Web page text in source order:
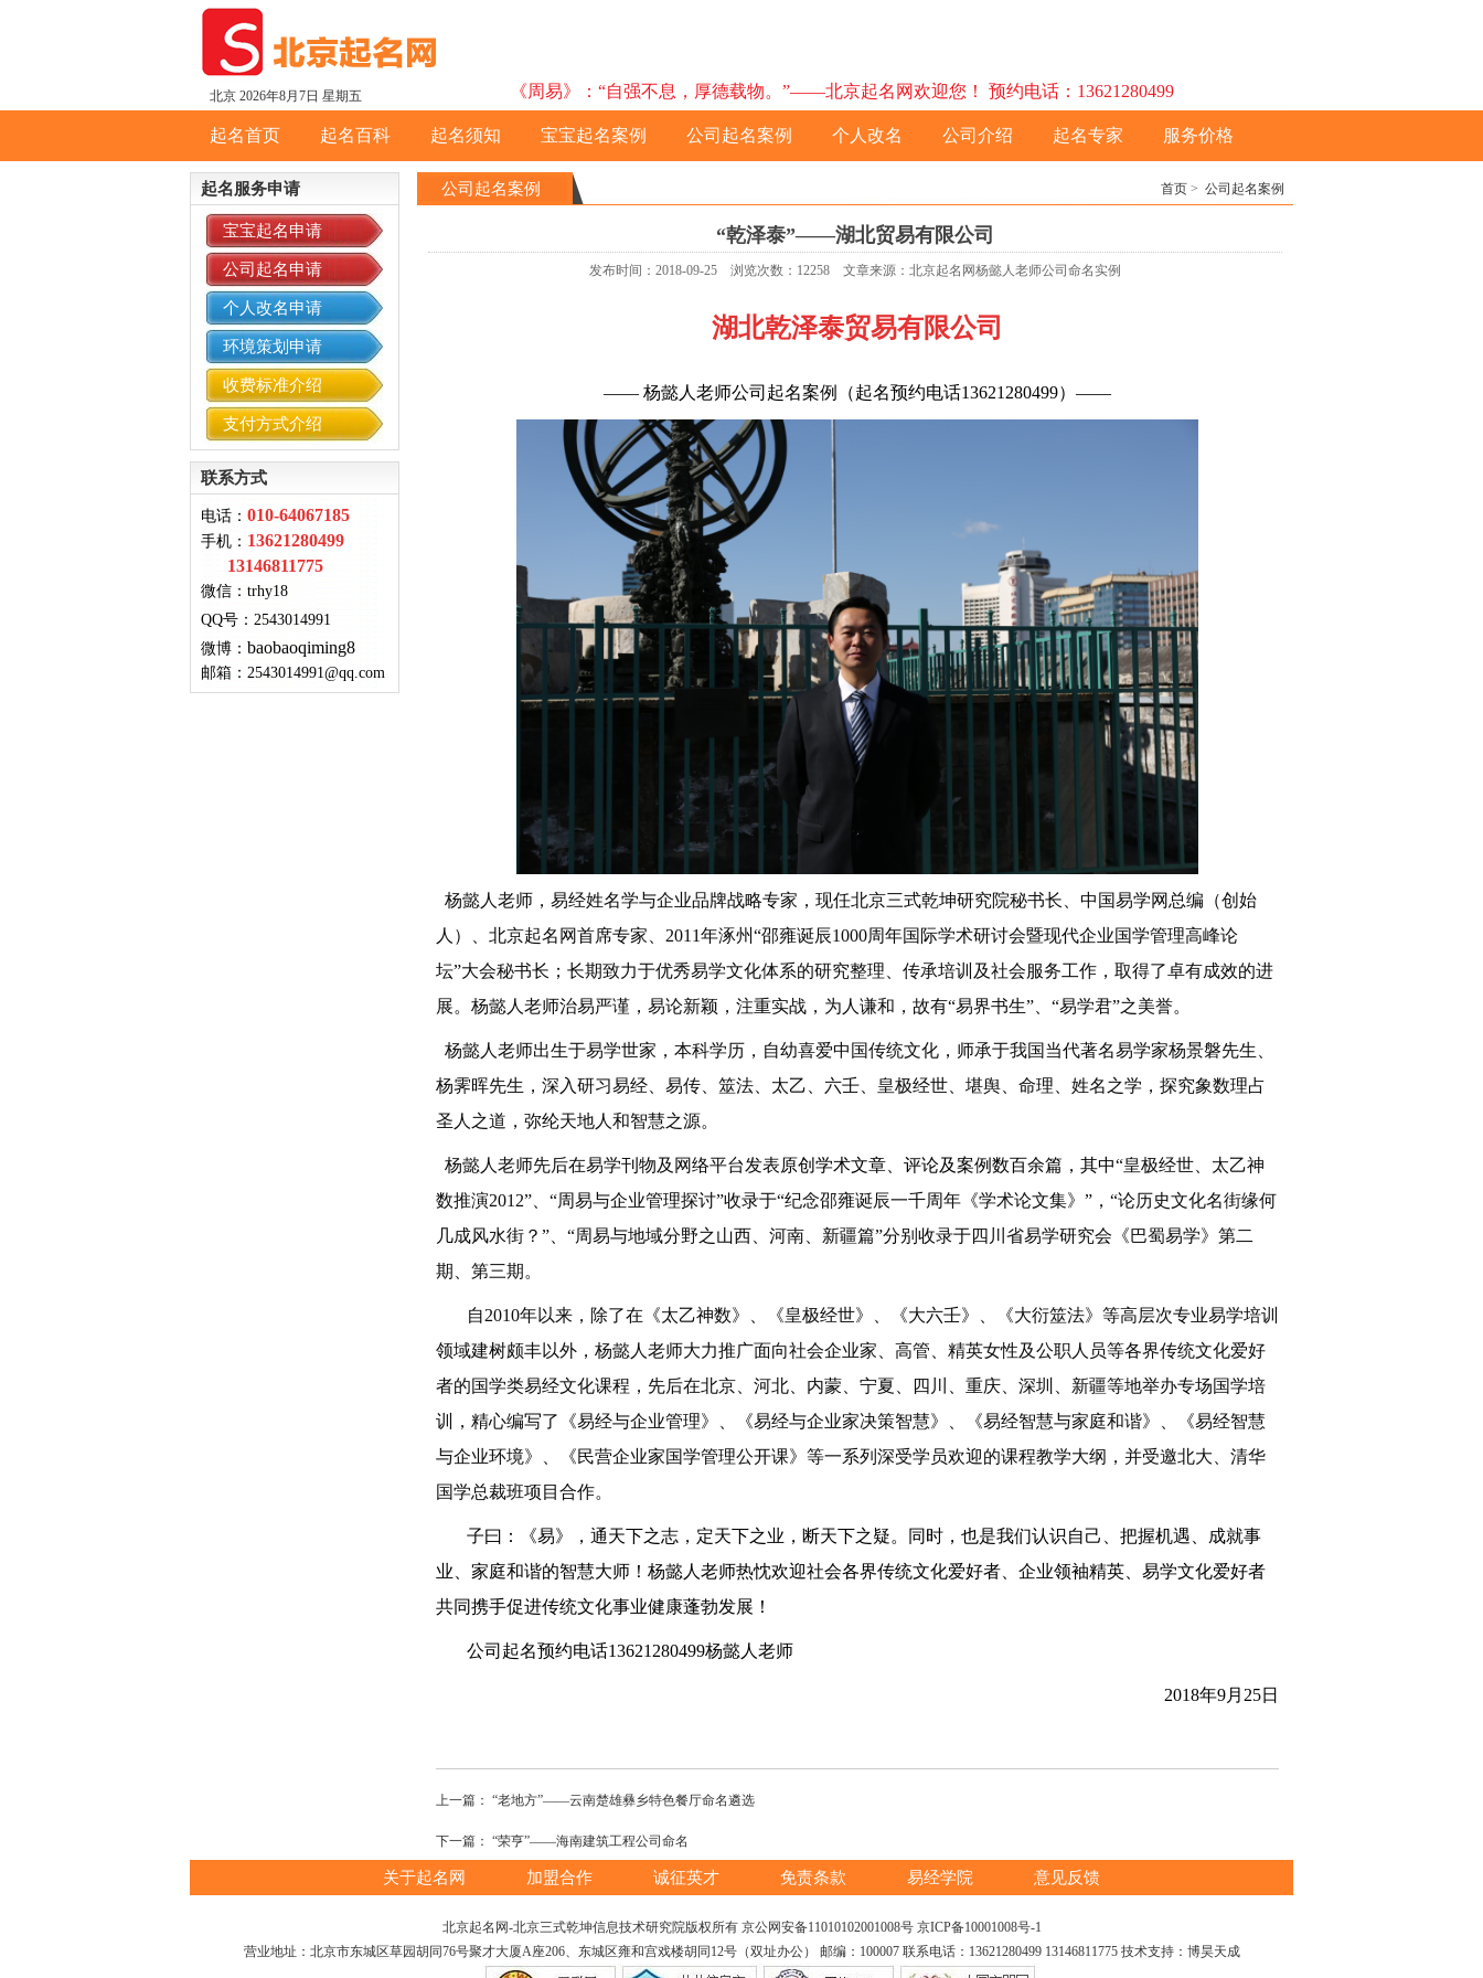
北京 2026年8月7日 星期五 《周易》：“自强不息，厚德载物。”——北京起名网欢迎您！ 预约电话：13621280499
起名首页 起名百科 起名须知 宝宝起名案例 公司起名案例 个人改名 公司介绍 起名专家 服务价格
起名服务申请
宝宝起名申请
公司起名申请
个人改名申请
环境策划申请
收费标准介绍
支付方式介绍
联系方式
电话： 010-64067185
手机： 13621280499
13146811775
微信： trhy18
QQ号 ： 2543014991
微博： baobaoqiming8
邮箱： 2543014991@qq.com
公司起名案例 首页 > 公司起名案例
“乾泽泰”——湖北贸易有限公司
发布时间：2018-09-25 浏览次数：12258 文章来源：北京起名网杨懿人老师公司命名实例
湖北乾泽泰贸易有限公司
—— 杨懿人老师公司 起名案例 （起名预约电话13621280499）——
杨懿人老师，易经姓名学与企业品牌战略专家，现任北京三式乾坤研究院秘书长、中国易学网总编（创始
人）、北京起名网首席专家、 2011年涿州“邵雍诞辰1000周年国际学术研讨会暨现代企业国学管理高峰论
坛”大会秘书长；长期致力于优秀易学文化体系的研究整理、传承培训及社会服务工作，取得了卓有成效的进
展。杨懿人老师治易严谨，易论新颖，注重实战，为人谦和，故有“易界书生”、“易学君”之美誉。
杨懿人老师出生于易学世家，本科学历，自幼喜爱中国传统文化， 师承于我国当代著名易学家杨景磐先生、
杨霁晖先生，深入研习易经 易传、筮法、太乙、六壬、皇极经世、堪舆、命理、姓名之学， 探究象数理占
圣人之道， 弥纶天地人和智慧之源。
杨懿人老师先后在易学刊物及网络平台发表原创学术文章 、评论及案例数百余篇， 其中“皇极经世、太乙神
数推演2012”、“周易与企业管理探讨”收录于“纪念邵雍诞辰一千周年《学术论文集》” ， “论历史文化名街缘何
几成风水街？”
“周易与地域分野之山西、河南、新疆篇”分别 收录于四川省易学研究会《巴蜀易学》第二
期
第三期 。
自2010年以来，除了在《太乙神数》、《皇极经世》、《大六壬》、《大衍筮法》等高层次专业易学培训
领域建树颇丰以外，杨懿人老师大力推广面向社会企业家、高管、精英女性及公职人员等各界传统文化爱好
者的国学类易经文化课程，先后在北京、河北、内蒙、宁夏、四川、重庆、深圳、新疆等地举办专场国学培
训，精心编写了《易经与企业管理》、《易经与企业家决策智慧》、《易经智慧与家庭和谐》、《易经智慧
与企业环境》、《民营企业家国学管理公开课》等一系列深受学员欢迎的课程教学大纲，并受邀北大、清华
国学总裁班项目合作。
子曰：《易》，通天下之志，定天下之业，断天下之疑。同时，也是我们认识自己、把握机遇、成就事
业、家庭和谐的智慧大师！ 杨懿人老师热忱欢迎社会各界传统文化爱好者、企业领袖精英、易学文化爱好者
共同携手促进传统文化事业健康蓬勃发展！
公司起名预约电话13621280499杨懿人老师
2018年9月25日
上一篇： “老地方”——云南楚雄彝乡特色餐厅命名遴选
下一篇： “荣亨”——海南建筑工程公司命名
关于起名网 加盟合作 诚征英才 免责条款 易经学院 意见反馈
北京起名网-北京三式乾坤信息技术研究院版权所有 京公网安备11010102001008号 京ICP备10001008号-1
营业地址：北京市东城区草园胡同76号聚才大厦A座206、东城区雍和宫戏楼胡同12号（双址办公） 邮编：100007 联系电话：13621280499 13146811775 技术支持： 博昊天成